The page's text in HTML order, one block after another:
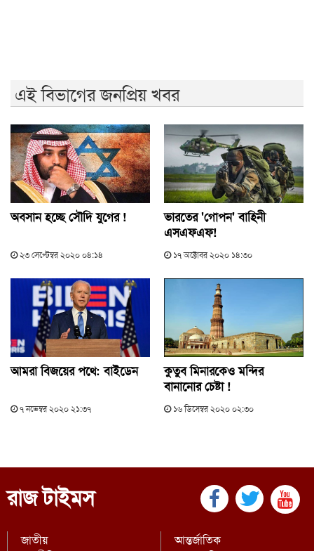
এই বিভাগের জনপ্রিয় খবর
অবসান হচ্ছে সৌদি যুগের !
২৩ সেপ্টেম্বর ২০২০ ০৪:১৪
ভারতের 'গোপন' বাহিনী
এসএফএফ!
১৭ অক্টোবর ২০২০ ১৪:৩০
আমরা বিজয়ের পথে: বাইডেন
৭ নভেম্বর ২০২০ ২১:৩৭
কুতুব মিনারকেও মন্দির
বানানোর চেষ্টা !
১৬ ডিসেম্বর ২০২০ ০২:৩০
রাজ টাইমস
জাতীয়
আন্তর্জাতিক